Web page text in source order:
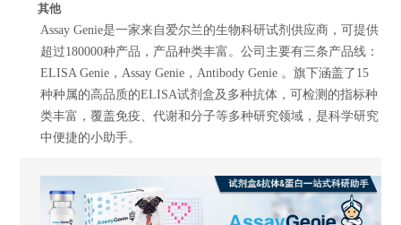
其他
Assay Genie是一家来自爱尔兰的生物科研试剂供应商，可提供
超过180000种产品，产品种类丰富。公司主要有三条产品线：
ELISA Genie，Assay Genie，Antibody Genie 。旗下涵盖了15
种种属的高品质的ELISA试剂盒及多种抗体，可检测的指标种
类丰富，覆盖免疫、代谢和分子等多种研究领域，是科学研究
中便捷的小助手。